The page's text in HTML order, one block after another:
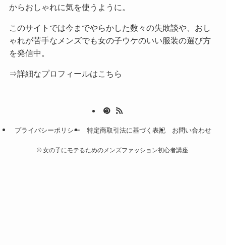
からおしゃれに気を使うように。
このサイトでは今までやらかした数々の失敗談や、おし
ゃれが苦手なメンズでも女の子ウケのいい服装の選び方
を発信中。
⇒詳細なプロフィールはこちら
プライバシーポリシー 特定商取引法に基づく表記 お問い合わせ
©女の子にモテるためのメンズファッション初心者講座.